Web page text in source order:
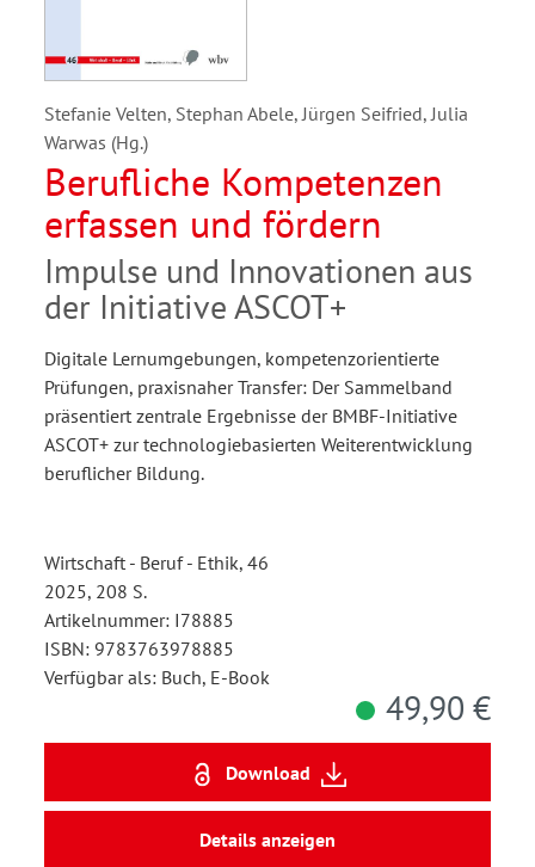
Stefanie Velten, Stephan Abele, Jürgen Seifried, Julia
Warwas (Hg.)
Berufliche Kompetenzen
erfassen und fördern
Impulse und Innovationen aus
der Initiative ASCOT+
Digitale Lernumgebungen, kompetenzorientierte
Prüfungen, praxisnaher Transfer: Der Sammelband
präsentiert zentrale Ergebnisse der BMBF-Initiative
ASCOT+ zur technologiebasierten Weiterentwicklung
beruflicher Bildung.
Wirtschaft - Beruf - Ethik, 46
2025, 208 S.
Artikelnummer: I78885
ISBN: 9783763978885
Verfügbar als: Buch, E-Book
49,90 €
Download
Details anzeigen